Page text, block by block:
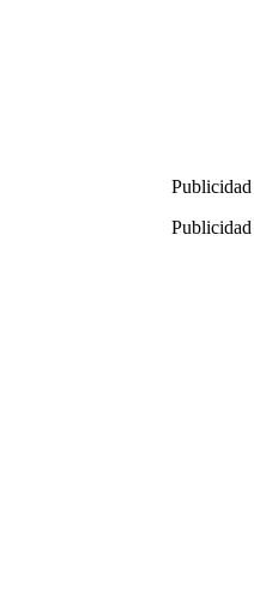
Publicidad
Publicidad